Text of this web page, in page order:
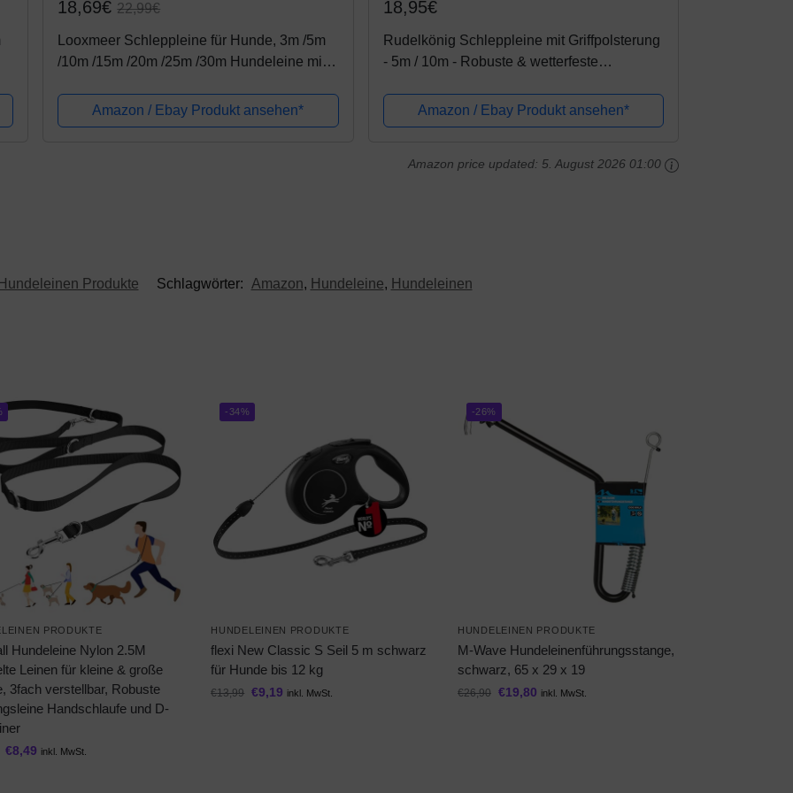
18,69€22,99€
Looxmeer Schleppleine für Hunde, 3m /5m
/10m /15m /20m /25m /30m Hundeleine mit
Trainingsleine für Große Mittlere...
Amazon / Ebay Produkt ansehen*
18,95€
Rudelkönig Schleppleine mit Griffpolsterung
- 5m / 10m - Robuste & wetterfeste
Hundeerziehung
Amazon / Ebay Produkt ansehen*
Amazon price updated: 5. August 2026 01:00
Produkte Schlagwörter: Amazon, Hundeleine, Hundeleinen
PRODUKTE
Hundeleine Nylon 2.5M
Leinen für kleine & große
3fach verstellbar, Robuste
Handschlaufe und D-
€8,49 inkl. MwSt.
-34%
HUNDELEINEN PRODUKTE
flexi New Classic S Seil 5 m schwarz
für Hunde bis 12 kg
€13,99 €9,19 inkl. MwSt.
-26%
HUNDELEINEN PRODUKTE
M-Wave Hundeleinenführungsstange,
schwarz, 65 x 29 x 19
€26,90 €19,80 inkl. MwSt.